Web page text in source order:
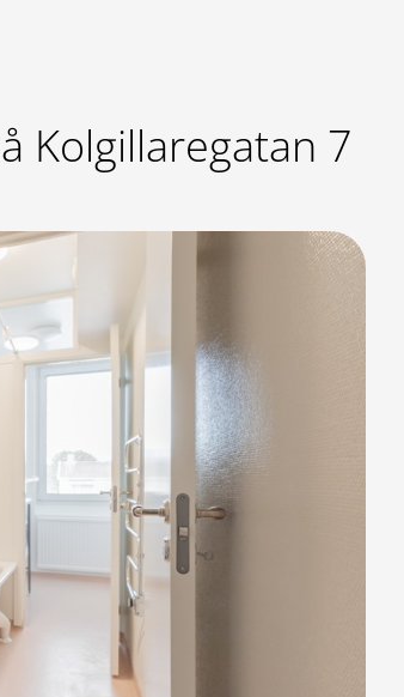
Kolgillaregatan 7